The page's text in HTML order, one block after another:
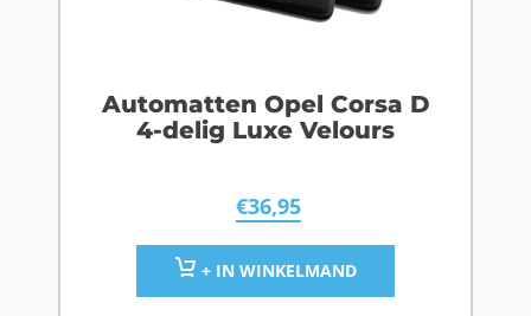
Automatten Opel Corsa D
4-delig Luxe Velours
€36,95
+ IN WINKELMAND